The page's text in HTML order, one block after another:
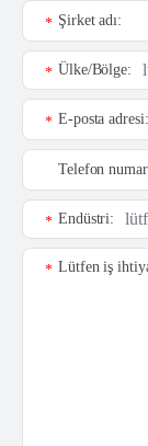
Şirket adı:
*
Ülke/Bölge:
*
E-posta adresi:
*
Telefon
Endüstri:
*
Lütfen iş
*